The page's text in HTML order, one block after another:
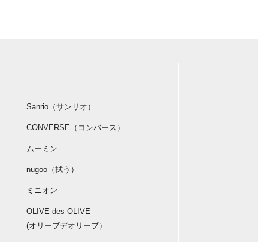
Sanrio（サンリオ）
CONVERSE（コンバース）
ムーミン
nugoo（拭う）
ミニオン
OLIVE des OLIVE
(オリーブデオリーブ）